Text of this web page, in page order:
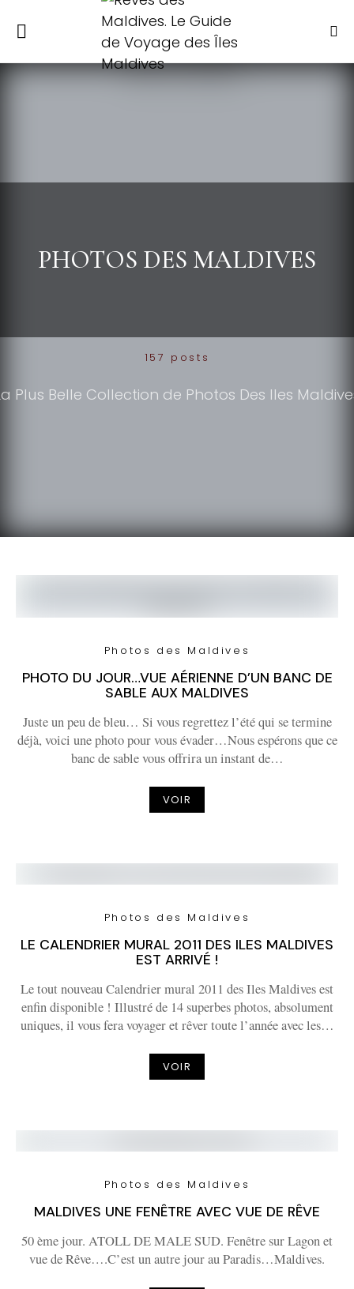
PHOTOS DES MALDIVES
157 posts
Plus Belle Collection de Photos Des Iles
Photos des Maldives
PHOTO DU JOUR…VUE AÉRIENNE D’UN BANC DE
SABLE AUX MALDIVES
Juste un peu de bleu… Si vous regrettez l’été qui se termine
déjà, voici une photo pour vous évader…Nous espérons que ce
banc de sable vous offrira un instant de…
VOIR
Photos des Maldives
LE CALENDRIER MURAL 2011 DES ILES MALDIVES
EST ARRIVÉ !
Le tout nouveau Calendrier mural 2011 des Iles Maldives est
enfin disponible ! Illustré de 14 superbes photos, absolument
uniques, il vous fera voyager et rêver toute l’année avec les…
VOIR
Photos des Maldives
MALDIVES UNE FENÊTRE AVEC VUE DE RÊVE
50 ème jour. ATOLL DE MALE SUD. Fenêtre sur Lagon et
vue de Rêve….C’est un autre jour au Paradis…Maldives.